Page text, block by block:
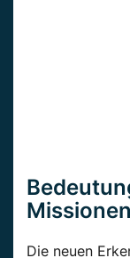
Missionen
Die neuen